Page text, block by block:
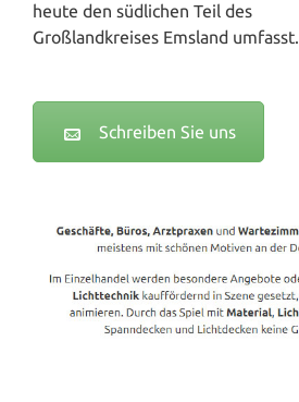
heute den südlichen Teil des
Großlandkreises Emsland umfasst.
Schreiben Sie uns